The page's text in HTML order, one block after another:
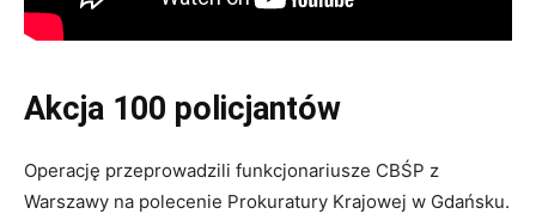
Akcja 100 policjantów
Operację przeprowadzili funkcjonariusze CBŚP z
Warszawy na polecenie Prokuratury Krajowej w Gdańsku.